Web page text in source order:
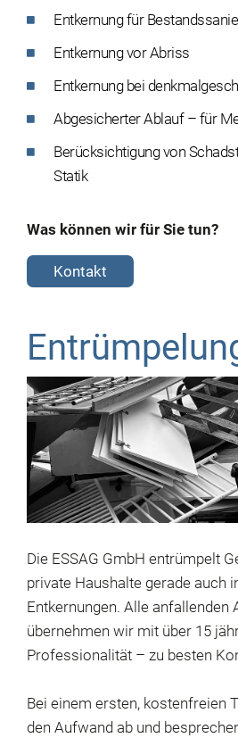
Entkernung für
Entkernung vor Abriss
Entkernung bei
Abgesicherter Ablauf – für
Berücksichtigung von
Statik
Was können wir für Sie tun?
Kontakt
Die ESSAG GmbH entrümpelt
private Haushalte gerade auch
Entkernungen. Alle anfallenden
übernehmen wir mit über 15
Professionalität – zu besten
Bei einem ersten, kostenfreien
den Aufwand ab und